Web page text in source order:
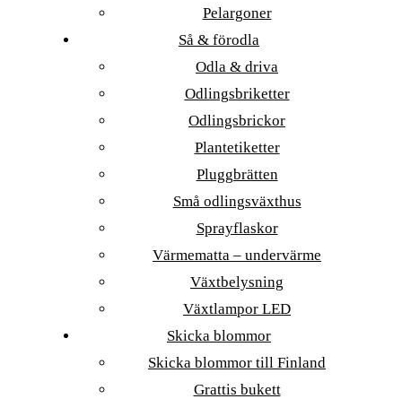
Pelargoner
Så & förodla
Odla & driva
Odlingsbriketter
Odlingsbrickor
Plantetiketter
Pluggbrätten
Små odlingsväxthus
Sprayflaskor
Värmematta – undervärme
Växtbelysning
Växtlampor LED
Skicka blommor
Skicka blommor till Finland
Grattis bukett